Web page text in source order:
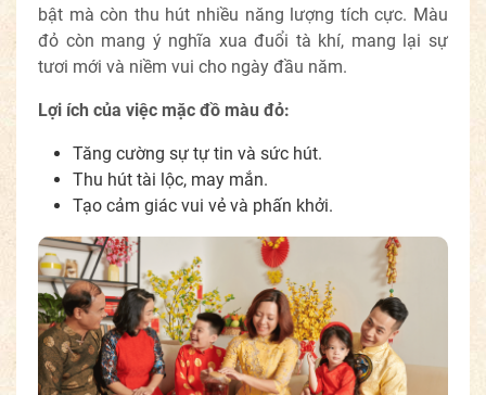
bật mà còn thu hút nhiều năng lượng tích cực. Màu
đỏ còn mang ý nghĩa xua đuổi tà khí, mang lại sự
tươi mới và niềm vui cho ngày đầu năm.
Lợi ích của việc mặc đồ màu đỏ:
Tăng cường sự tự tin và sức hút.
Thu hút tài lộc, may mắn.
Tạo cảm giác vui vẻ và phấn khởi.